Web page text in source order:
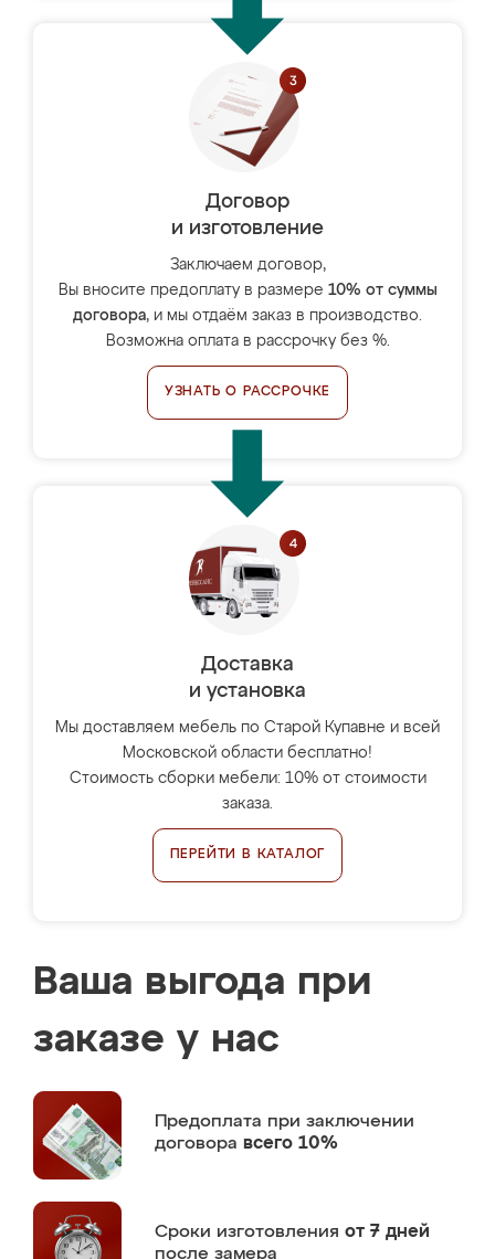
Договор
и изготовление
Заключаем договор,
Вы вносите предоплату в размере 10% от суммы
договора, и мы отдаём заказ в производство.
Возможна оплата в рассрочку без %.
УЗНАТЬ О РАССРОЧКЕ
Доставка
и установка
Мы доставляем мебель по Старой Купавне и всей
Московской области бесплатно!
Стоимость сборки мебели: 10% от стоимости
заказа.
ПЕРЕЙТИ В КАТАЛОГ
Ваша выгода при
заказе у нас
Предоплата при заключении
договора всего 10%
Сроки изготовления от 7 дней
после замера